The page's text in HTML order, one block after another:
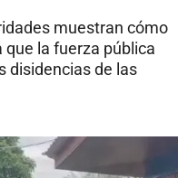
muestran cómo
la fuerza pública
disidencias de las